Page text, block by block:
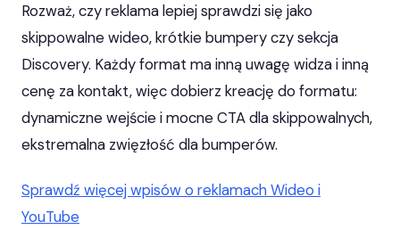
Rozważ, czy reklama lepiej sprawdzi się jako
skippowalne wideo, krótkie bumpery czy sekcja
Discovery. Każdy format ma inną uwagę widza i inną
cenę za kontakt, więc dobierz kreację do formatu:
dynamiczne wejście i mocne CTA dla skippowalnych,
ekstremalna zwięzłość dla bumperów.
Sprawdź więcej wpisów o reklamach Wideo i
YouTube